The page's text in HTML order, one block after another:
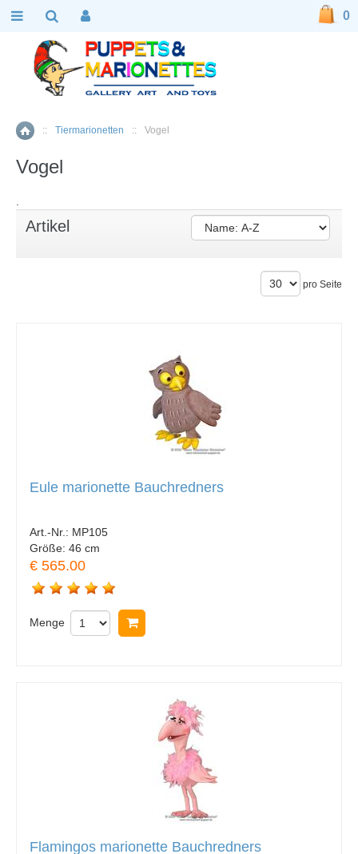
Home
:: Tiermarionetten :: Vogel
Vogel
Artikel
pro Seite
Eule marionette Bauchredners
Art.-Nr.: MP105
Größe: 46 cm
€ 565.00
Menge
Flamingos marionette Bauchredners
0